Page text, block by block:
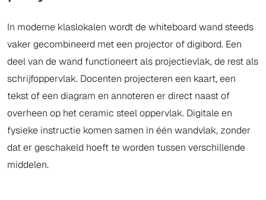
In moderne klaslokalen wordt de whiteboard wand steeds
vaker gecombineerd met een projector of digibord. Een
deel van de wand functioneert als projectievlak, de rest als
schrijfoppervlak. Docenten projecteren een kaart, een
tekst of een diagram en annoteren er direct naast of
overheen op het ceramic steel oppervlak. Digitale en
fysieke instructie komen samen in één wandvlak, zonder
dat er geschakeld hoeft te worden tussen verschillende
middelen.